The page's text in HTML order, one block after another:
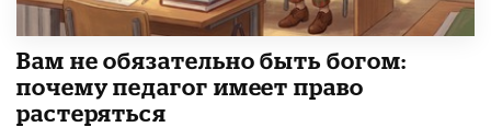
​Вам не обязательно быть богом:
почему педагог имеет право
растеряться